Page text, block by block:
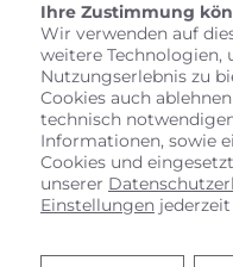
Ihre Zustimmung
Wir verwenden auf
weitere Technologien,
Nutzungserlebnis zu
Cookies auch
technisch
Informationen, sowie
Cookies und
unserer
Einstellungen